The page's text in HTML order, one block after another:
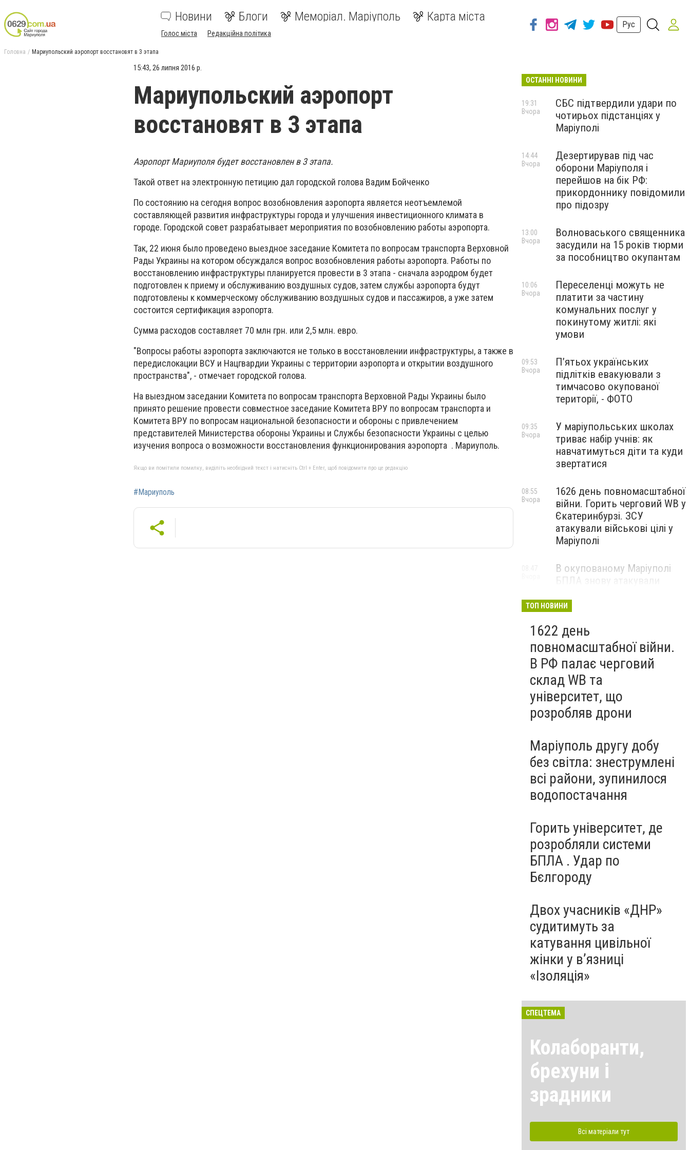
Новини Блоги Меморіал. Маріуполь Карта міста
Голос міста Редакційна політика
Рус
Головна Мариупольский аэропорт восстановят в 3 этапа
15:43, 26 липня 2016 р.
Мариупольский аэропорт
восстановят в 3 этапа
Аэропорт Мариуполя будет восстановлен в 3 этапа.
Такой ответ на электронную петицию дал городской голова Вадим Бойченко
По состоянию на сегодня вопрос возобновления аэропорта является неотъемлемой
составляющей развития инфраструктуры города и улучшения инвестиционного климата в
городе. Городской совет разрабатывает мероприятия по возобновлению работы аэропорта.
Так, 22 июня было проведено выездное заседание Комитета по вопросам транспорта Верховной
Рады Украины на котором обсуждался вопрос возобновления работы аэропорта. Работы по
восстановлению инфраструктуры планируется провести в 3 этапа - сначала аэродром будет
подготовлен к приему и обслуживанию воздушных судов, затем службы аэропорта будут
подготовлены к коммерческому обслуживанию воздушных судов и пассажиров, а уже затем
состоится сертификация аэропорта.
Сумма расходов составляет 70 млн грн. или 2,5 млн. евро.
"Вопросы работы аэропорта заключаются не только в восстановлении инфраструктуры, а также в
передислокации ВСУ и Нацгвардии Украины с территории аэропорта и открытии воздушного
пространства", - отмечает городской голова.
На выездном заседании Комитета по вопросам транспорта Верховной Рады Украины было
принято решение провести совместное заседание Комитета ВРУ по вопросам транспорта и
Комитета ВРУ по вопросам национальной безопасности и обороны с привлечением
представителей Министерства обороны Украины и Службы безопасности Украины с целью
изучения вопроса о возможности восстановления функционирования аэропорта . Мариуполь.
Якщо ви помітили помилку, виділіть необхідний текст і натисніть Ctrl + Enter, щоб повідомити про це редакцію
#Мариуполь
ОСТАННІ НОВИНИ
СБС підтвердили удари по
чотирьох підстанціях у
Маріуполі
19:31
Вчора
Дезертирував під час
оборони Маріуполя і
перейшов на бік РФ:
прикордоннику повідомили
про підозру
14:44
Вчора
Волноваського священника
засудили на 15 років тюрми
за пособництво окупантам
13:00
Вчора
Переселенці можуть не
платити за частину
комунальних послуг у
покинутому житлі: які
умови
10:06
Вчора
П’ятьох українських
підлітків евакуювали з
тимчасово окупованої
території, - ФОТО
09:53
Вчора
У маріупольських школах
триває набір учнів: як
навчатимуться діти та куди
звертатися
09:35
Вчора
1626 день повномасштабної
війни. Горить черговий WB у
Єкатеринбурзі. ЗСУ
атакували військові цілі у
Маріуполі
08:55
Вчора
В окупованому Маріуполі
БПЛА знову атакували
— ВІДЕО
ТОП НОВИНИ
1622 день
повномасштабної війни.
В РФ палає черговий
склад WB та
університет, що
розробляв дрони
Маріуполь другу добу
без світла: знеструмлені
всі райони, зупинилося
водопостачання
Горить університет, де
розробляли системи
БПЛА . Удар по
Бєлгороду
Двох учасників «ДНР»
судитимуть за
катування цивільної
жінки у в’язниці
«Ізоляція»
СПЕЦТЕМА
Колаборанти,
брехуни і
зрадники
Всі матеріали тут